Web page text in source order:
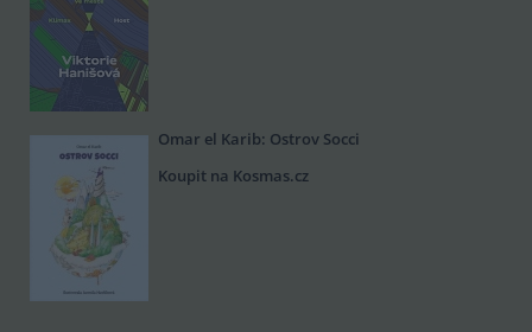
Omar el Karib: Ostrov Socci
Koupit na Kosmas.cz